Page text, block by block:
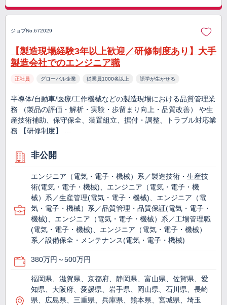
ジョブNo.672029
【製造現場経験3年以上歓迎／研修制度あり】大手
製造会社でのエンジニア職
正社員 グローバル企業 従業員1000名以上 語学が生かせる
半導体/自動車/医療/工作機械などの製造現場における品質管理業
務 （製品の評価・解析・実験・歩留まり向上・品質改善） や生
産技術補助、保守保全、装置組立、据付・調整、トラブル対応業
務 【研修制度】 …
非公開
エンジニア（電気・電子・機械）系／製造技術・生産技
術(電気・電子・機械)、エンジニア（電気・電子・機
械）系／生産管理(電気・電子・機械)、エンジニア（電
気・電子・機械）系／品質管理・品質保証(電気・電子・
機械)、エンジニア（電気・電子・機械）系／工場管理職
(電気・電子・機械)、エンジニア（電気・電子・機械）
系／設備保全・メンテナンス(電気・電子・機械)
380万円～500万円
福岡県、滋賀県、京都府、静岡県、富山県、佐賀県、愛
知県、大阪府、愛媛県、岩手県、岡山県、石川県、長崎
県、広島県、三重県、兵庫県、熊本県、宮城県、埼玉